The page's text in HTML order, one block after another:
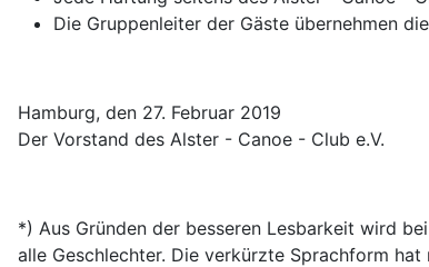
Die Gruppenleiter der Gäste übernehmen
Hamburg, den 27. Februar 2019
Der Vorstand des Alster - Canoe - Club e.V.
*) Aus Gründen der besseren Lesbarkeit wird
alle Geschlechter. Die verkürzte Sprachform